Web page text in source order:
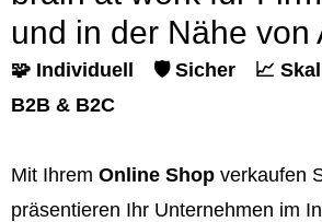
und in der Nähe von
🧩 Individuell 🛡️ Sicher 📈
B2B & B2C
Mit Ihrem Online Shop verkaufen
präsentieren Ihr Unternehmen im